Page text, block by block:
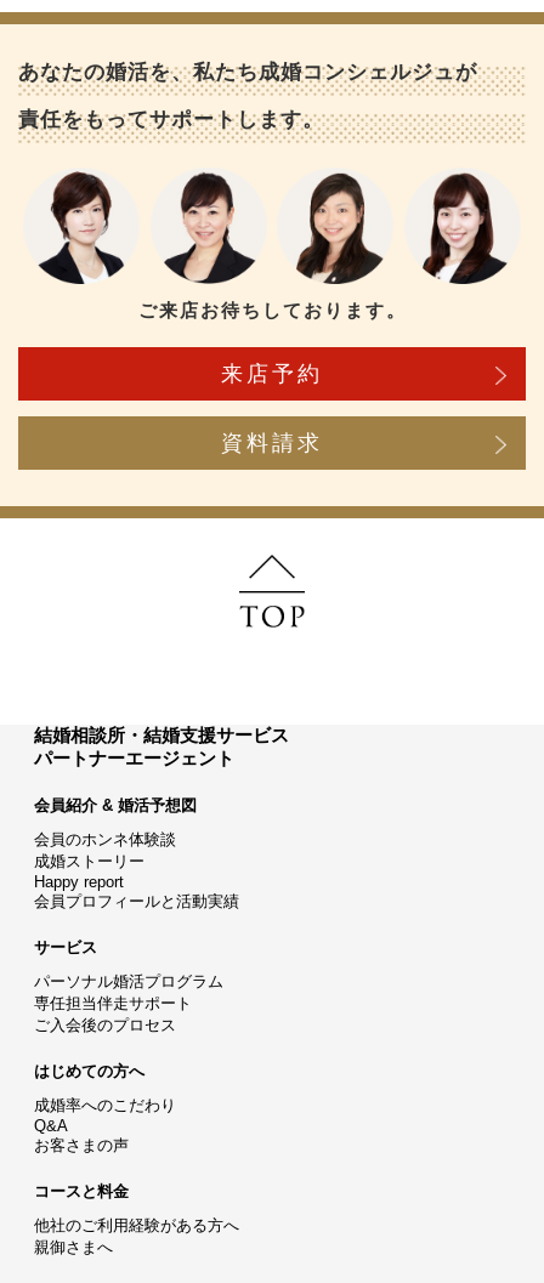
あなたの婚活を、私たち成婚コンシェルジュが
責任をもってサポートします。
ご来店お待ちしております。
来店予約
資料請求
結婚相談所・結婚支援サービス
パートナーエージェント
会員紹介 & 婚活予想図
会員のホンネ体験談
成婚ストーリー
Happy report
会員プロフィールと活動実績
サービス
パーソナル婚活プログラム
専任担当伴走サポート
ご入会後のプロセス
はじめての方へ
成婚率へのこだわり
Q&A
お客さまの声
コースと料金
他社のご利用経験がある方へ
親御さまへ